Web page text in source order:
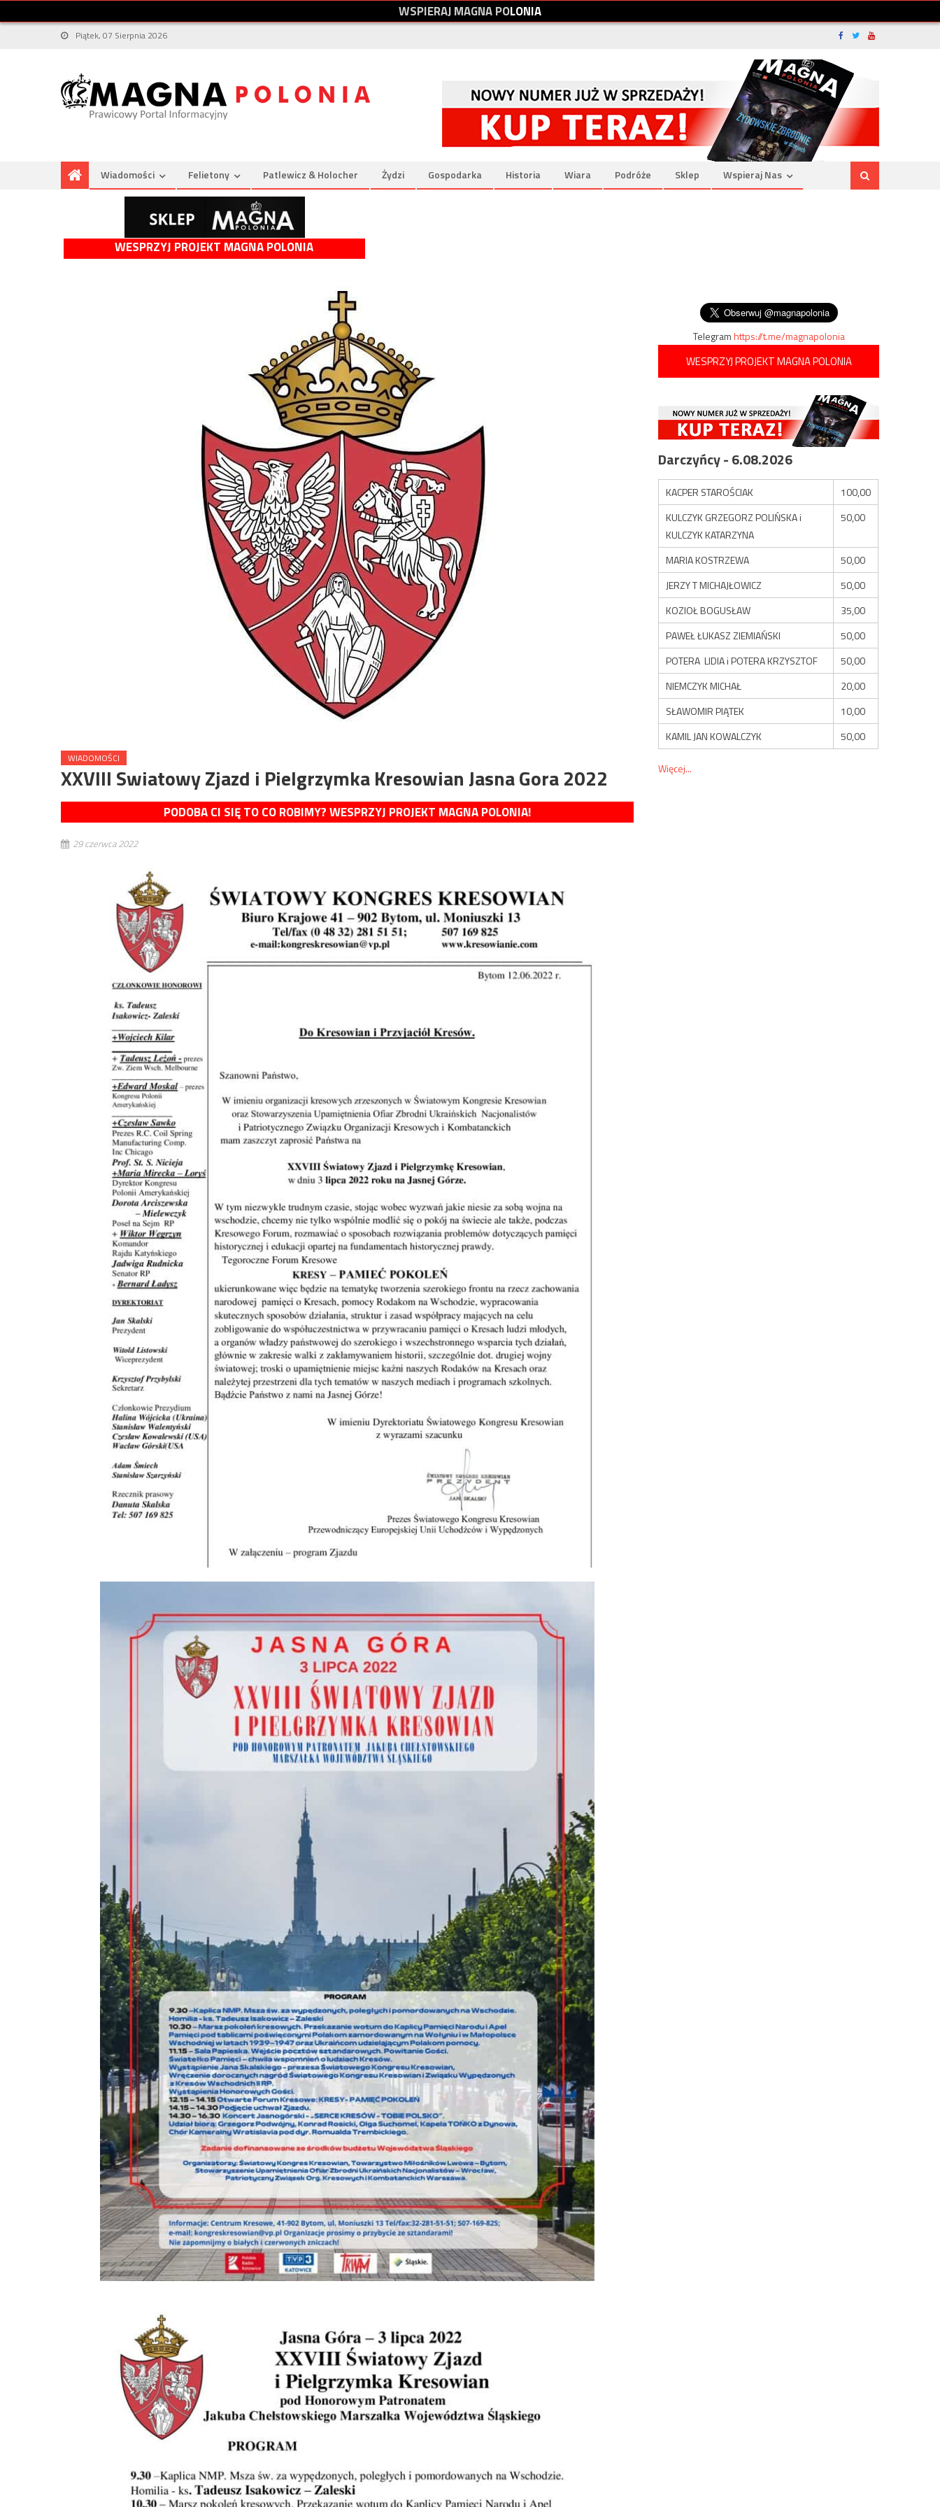
WSPIERAJMAGNAPOLONIA
Piątek, 07 Sierpnia 2026
Wiadomości Felietony Patlewicz & Holocher Żydzi Gospodarka Historia Wiara Podróże Sklep Wspieraj Nas
WESPRZYJ PROJEKT MAGNA POLONIA
WIADOMOŚCI
XXVIII Swiatowy Zjazd i Pielgrzymka Kresowian Jasna Gora 2022
PODOBA CI SIĘ TO CO ROBIMY? WESPRZYJ PROJEKT MAGNA POLONIA!
29 czerwca 2022
Telegramhttps://t.me/magnapolonia
WESPRZYJ PROJEKT MAGNA POLONIA
Darczyńcy - 6.08.2026
KACPER STAROŚCIAK
100,00
KULCZYK GRZEGORZ POLIŃSKA i
KULCZYK KATARZYNA
50,00
MARIA KOSTRZEWA
50,00
JERZY T MICHAJŁOWICZ
50,00
KOZIOŁ BOGUSŁAW
35,00
PAWEŁ ŁUKASZ ZIEMIAŃSKI
50,00
POTERA LIDIA i POTERA KRZYSZTOF
50,00
NIEMCZYK MICHAŁ
20,00
SŁAWOMIR PIĄTEK
10,00
KAMIL JAN KOWALCZYK
50,00
Więcej...